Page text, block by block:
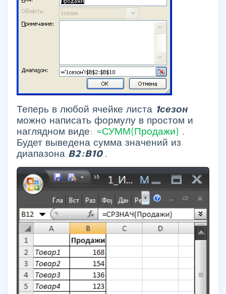
Теперь в любой ячейке листа 1сезон
можно написать формулу в простом и
наглядном виде: =СУММ(Продажи) .
Будет выведена сумма значений из
диапазона B2:B10 .